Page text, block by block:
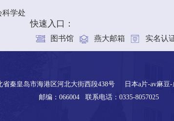
科学处
快速入口：
图书馆 燕大邮箱 实名认
省秦皇岛市海港区河北大街西段438号 日本a片-av麻豆-
邮编：066004 联系电话：0335-8057025